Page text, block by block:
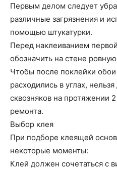
Первым делом следует
различные загрязнения и
помощью штукатурки.
Перед наклеиванием
обозначить на стене
Чтобы после поклейки обои
расходились в углах,
сквозняков на протяжении
ремонта.
Выбор клея
При подборе клеящей
некоторые моменты:
​Клей должен сочетаться с